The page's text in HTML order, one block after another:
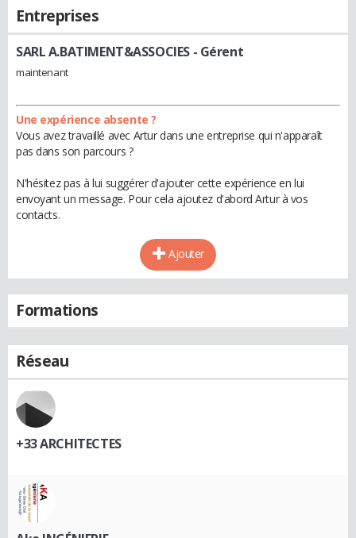
Entreprises
SARL A.BATIMENT&ASSOCIES- Gérent
maintenant
Une expérience absente ?
Vous avez travaillé avec Artur dans une entreprise qui n'apparaît
pas dans son parcours ?
N'hésitez pas à lui suggérer d'ajouter cette expérience en lui
envoyant un message. Pour cela ajoutez d'abord Artur à vos
contacts.
Ajouter
Formations
Réseau
+33 ARCHITECTES